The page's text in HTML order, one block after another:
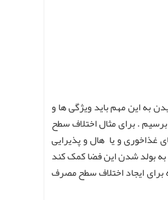
به این مهم باید ویژگی ها و
. برای مثال اختلاف سطح
غذاخوری و یا هال و پذیرایی
به بولد شدن این فضا کمک کند
برای ایجاد اختلاف سطح مصرف